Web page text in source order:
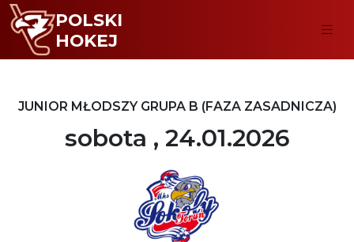
POLSKI
HOKEJ
JUNIOR MŁODSZY GRUPA B (FAZA ZASADNICZA)
sobota , 24.01.2026